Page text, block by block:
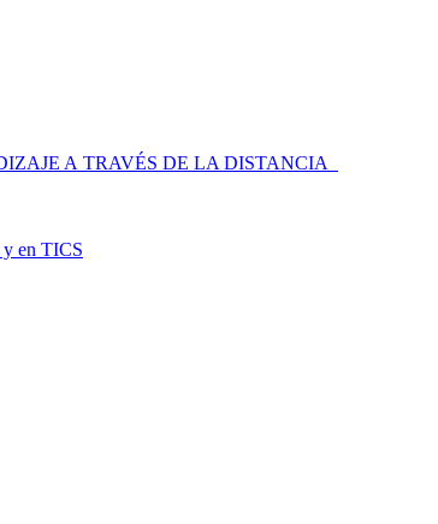
A TRAVÉS DE LA DISTANCIA
y en TICS